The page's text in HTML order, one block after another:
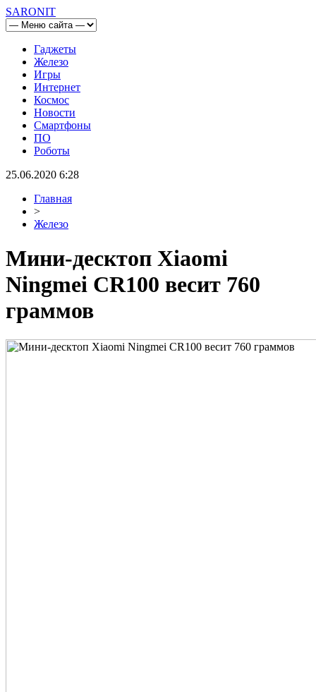
SARONIT
Гаджеты
Железо
Игры
Интернет
Космос
Новости
Смартфоны
ПО
Роботы
25.06.2020 6:28
Главная
>
Железо
Мини-десктоп Xiaomi
Ningmei CR100 весит 760
граммов